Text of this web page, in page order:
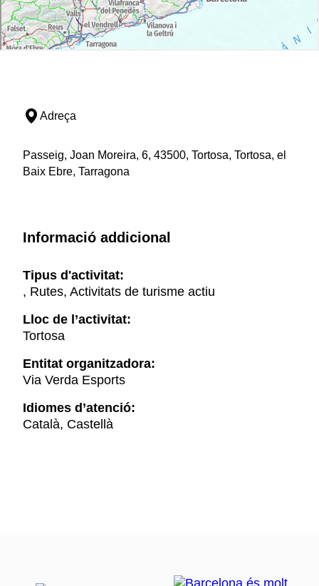
Adreça
Passeig, Joan Moreira, 6, 43500, Tortosa, Tortosa, el
Baix Ebre, Tarragona
Informació addicional
Tipus d'activitat:
, Rutes, Activitats de turisme actiu
Lloc de l’activitat:
Tortosa
Entitat organitzadora:
Via Verda Esports
Idiomes d’atenció:
Català, Castellà